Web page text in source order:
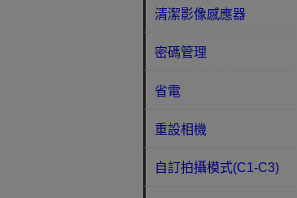
清潔影像感應器
密碼管理
省電
重設相機
自訂拍攝模式(C1-C3)